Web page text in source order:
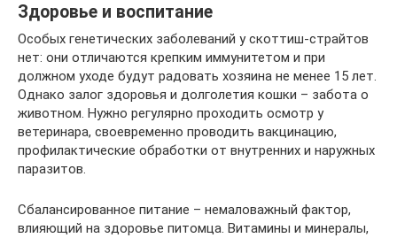
Здоровье и воспитание
Особых генетических заболеваний у скоттиш-страйтов
нет: они отличаются крепким иммунитетом и при
должном уходе будут радовать хозяина не менее 15 лет.
Однако залог здоровья и долголетия кошки – забота о
животном. Нужно регулярно проходить осмотр у
ветеринара, своевременно проводить вакцинацию,
профилактические обработки от внутренних и наружных
паразитов.
Сбалансированное питание – немаловажный фактор,
влияющий на здоровье питомца. Витамины и минералы,